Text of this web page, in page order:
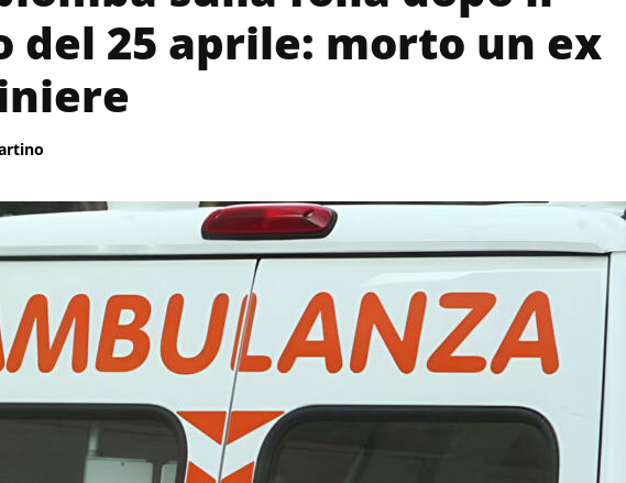
del 25 aprile: morto un ex